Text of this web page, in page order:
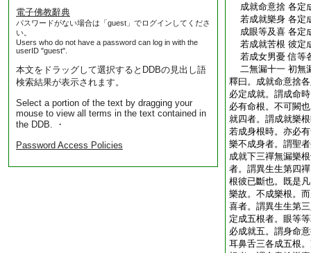
電子佛教辭典
パスワードがない場合は「guest」でログインしてくださ
い。
Users who do not have a password can log in with the
userID "guest".
本文をドラッグして選択するとDDBの見出し語
検索結果が表示されます。
Select a portion of the text by dragging your
mouse to view all terms in the text contained in
the DDB. ・
Password Access Policies
成就命意捨 各定
若成就樂身 各定
成眼等及喜 各定
若成就苦根 彼定
若成女男憂 信等
二無漏十一 初無
釋曰。成就命意捨
必定成就。謂成命
必有命根。不可闕
就四者。謂成就樂
若成身根時。亦必
樂不成身者。謂聖
成就下三禪無漏樂
者。謂異生生第四
根彼已斷也。既是
樂故。不成樂根。
喜者。謂異生生第
定成五根者。眼等
必成就五。謂身命
耳鼻舌三各成五根